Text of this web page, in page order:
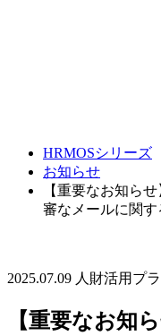
HRMOSシリーズ
お知らせ
【重要なお知ら
審なメールに関す
2025.07.09 人財活用プ
【重要なお知